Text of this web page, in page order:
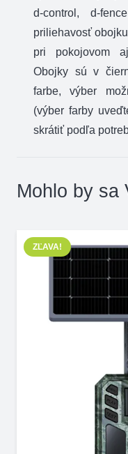
d-control, d-
priliehavosť
pri pokojovom
Obojky sú v
farbe, výber
(výber farby
skrátiť podľa
Mohlo by sa
ZĽAVA!